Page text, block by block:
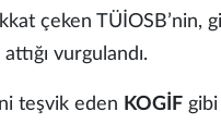
çeken TÜİOSB’nin,
vurgulandı.
teşvik eden KOGİF